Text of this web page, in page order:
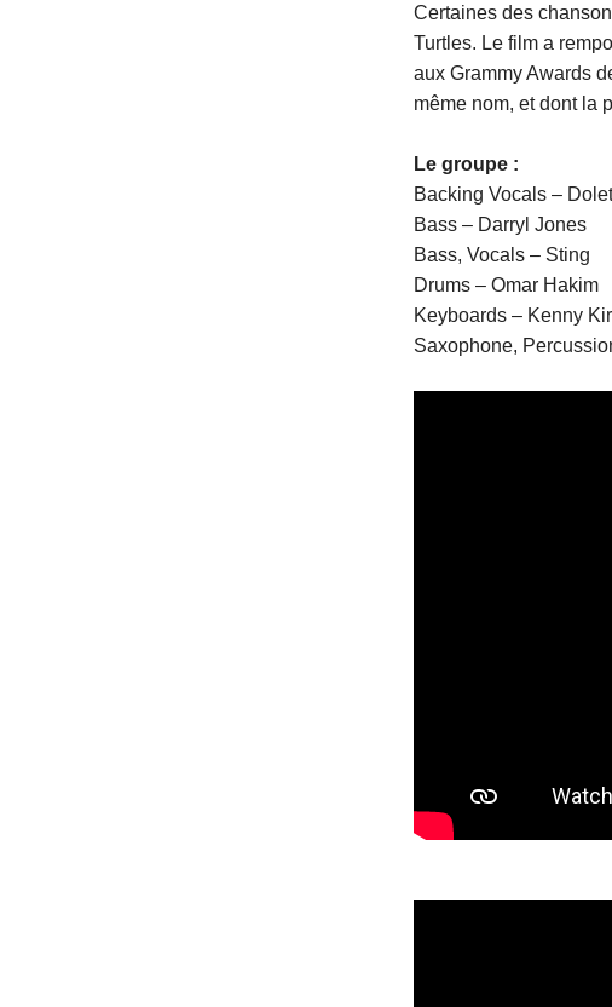
Certaines des
Turtles. Le film a
aux Grammy Awards
même nom, et dont la
Le groupe :
Backing Vocals –
Bass – Darryl Jones
Bass, Vocals – Sting
Drums – Omar Hakim
Keyboards – Kenny
Saxophone,